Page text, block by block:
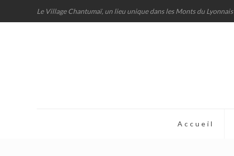
Le Village Chantumaï, un lieu unique dans les Monts du Lyonnais
Accueil